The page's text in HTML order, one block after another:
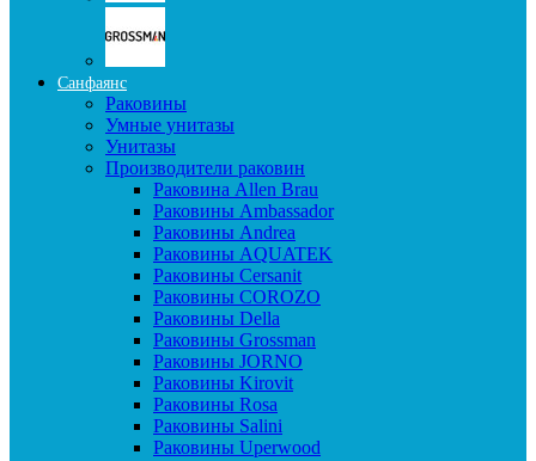
Санфаянс
Раковины
Умные унитазы
Унитазы
Производители раковин
Раковина Allen Brau
Раковины Ambassador
Раковины Andrea
Раковины AQUATEK
Раковины Cersanit
Раковины COROZO
Раковины Della
Раковины Grossman
Раковины JORNO
Раковины Kirovit
Раковины Rosa
Раковины Salini
Раковины Uperwood